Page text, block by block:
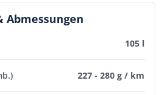
105 l
227 - 280 g / km